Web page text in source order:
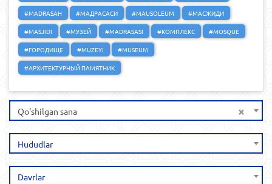
#MADRASAH
#МАДРАСАСИ #MAUSOLEUM
#МАСЖИДИ
#MASJIDI
#МУЗЕЙ #MADRASASI #КОМПЛЕКС
#MOSQUE
#ГОРОДИЩЕ
#MUZEYI
#MUSEUM
#АРХИТЕКТУРНЫЙ ПАМЯТНИК
×
Qo'shilgan sana
Hududlar
Davrlar